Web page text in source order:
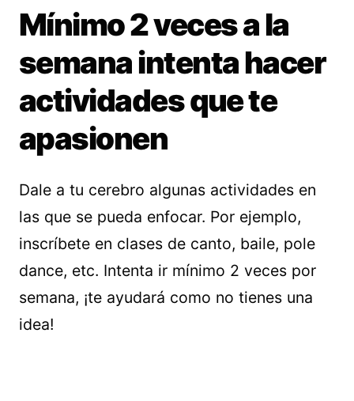
Mínimo 2 veces a la
semana intenta hacer
actividades que te
apasionen
Dale a tu cerebro algunas actividades en
las que se pueda enfocar. Por ejemplo,
inscríbete en clases de canto, baile, pole
dance, etc. Intenta ir mínimo 2 veces por
semana, ¡te ayudará como no tienes una
idea!